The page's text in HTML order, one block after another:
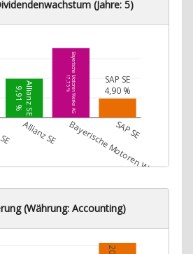
(Jahre: 5)
Allianz SE
9,91 % Bayerische Motoren Werke AG
17,75 % SAP SE
4,90 %
Allianz SE Bayerische Motoren Werke AG
SAP SE
(Währung: Accounting)